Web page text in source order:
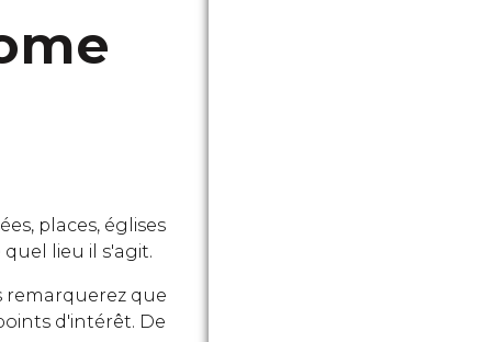
places, églises
lieu il s'agit.
remarquerez que
d'intérêt. De